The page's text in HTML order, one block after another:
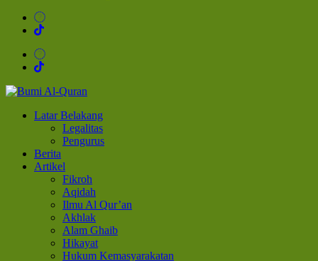
Bumi Al-Quran
Sinergi Untuk Kebahagiaan Dunia-Akhirat
Latar Belakang
Legalitas
Pengurus
Berita
Artikel
Fikroh
Aqidah
Ilmu Al Qur’an
Akhlak
Alam Ghaib
Hikayat
Hukum Kemasyarakatan